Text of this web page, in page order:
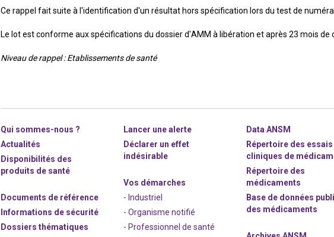
Ce rappel fait suite à l'identification d'un résultat hors spécification lors du test de
Le lot est conforme aux spécifications du dossier d'AMM à libération et après 23 mois de
Niveau de rappel : Etablissements de santé
Qui sommes-nous ?
Actualités
Disponibilités des
produits de santé
Documents de référence
Informations de sécurité
Dossiers thématiques
Lancer une alerte
Déclarer un effet
indésirable
Vos démarches
- Industriel
- Organisme notifié
- Professionnel de santé
Data ANSM
Répertoire des essais
cliniques de
Répertoire des
médicaments
Base de données
des médicaments